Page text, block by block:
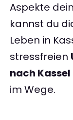
Aspekte
kannst du
Leben in
stressfreien
nach Kassel
im Wege.